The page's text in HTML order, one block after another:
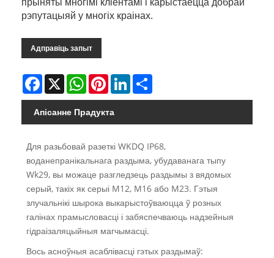
рэпутацыяй у многіх краінах.
Адправіць запыт
Facebook
X WhatsAppPinterestLinkedIn
Апісанне Прадукта
Для разьбовай разеткі WKDQ IP68,
воданепранікальнага раздыма, убудаванага тыпу
Wk29, вы можаце разгледзець раздымы з вядомых
серый, такіх як серыі M12, M16 або M23. Гэтыя
злучальнікі шырока выкарыстоўваюцца ў розных
галінах прамысловасці і забяспечваюць надзейныя
гідраізаляцыйныя магчымасці.
Вось асноўныя асаблівасці гэтых раздымаў: